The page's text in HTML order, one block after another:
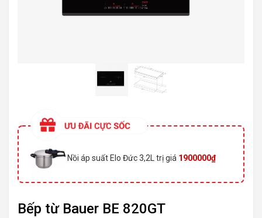
Nồi áp suất Elo Đức 3,2L trị giá 1900000₫
Bếp từ Bauer BE 820GT